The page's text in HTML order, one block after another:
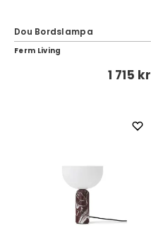
Dou Bordslampa
Ferm Living
1 715 kr